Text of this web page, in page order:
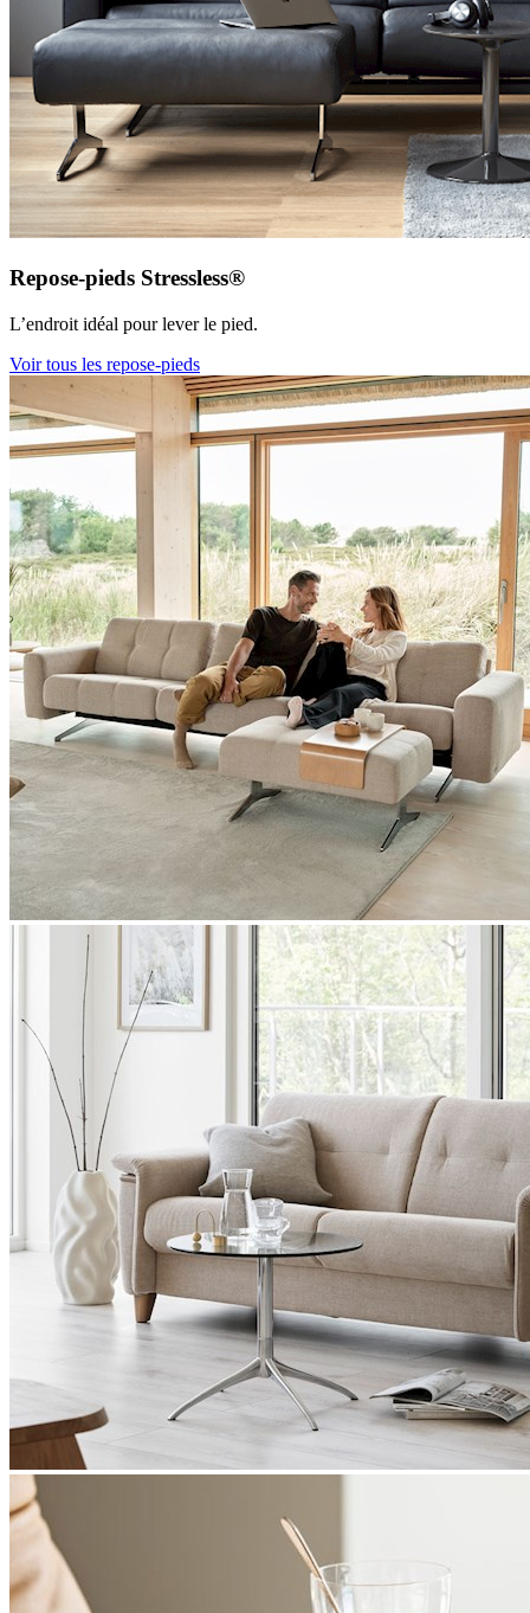
Repose-pieds Stressless®
L’endroit idéal pour lever le pied.
Voir tous les repose-pieds